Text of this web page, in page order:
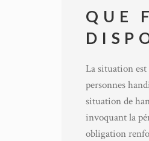
QUE
La situation est
personnes
situation de
invoquant la
obligation